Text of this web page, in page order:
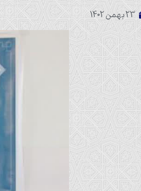
23 بهمن 1402